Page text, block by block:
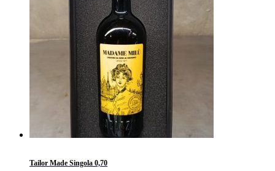
Tailor Made Singola 0,70